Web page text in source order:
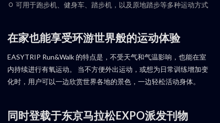
可用于跑步机、健身车、踏步机，以及原地踏步等多种运动方式
在家也能享受环游世界般的运动体验
EASYTRIP Run&Walk 的特点是，不受天气和气温影响，也能在室
内持续进行有氧运动。 当不方便外出运动，或想为日常训练增加变
化时，用户可以一边欣赏世界各地的景色，一边轻松活动身体。
同时登载于东京马拉松EXPO派发刊物